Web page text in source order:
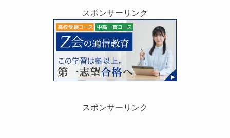
スポンサーリンク
スポンサーリンク